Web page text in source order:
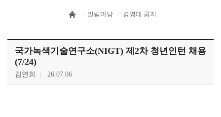
알림마당 경영대 공지
국가녹색기술연구소(NIGT) 제2차 청년인턴 채용
(7/24)
김연희 26.07.06